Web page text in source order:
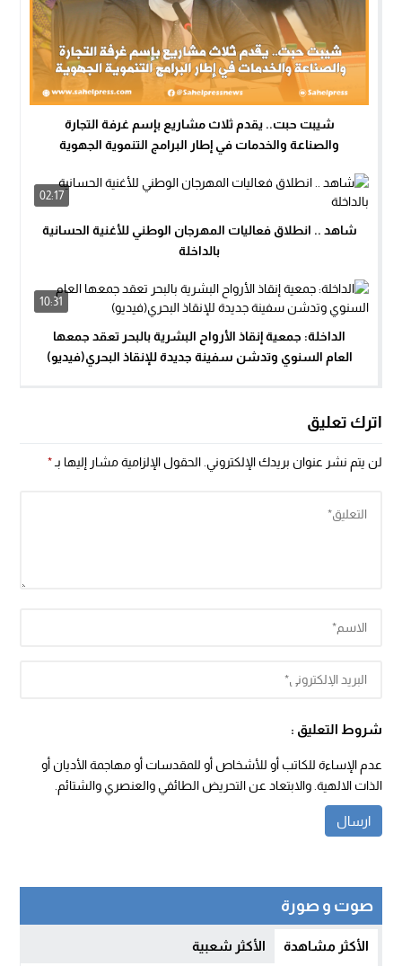
شيبت حبت.. يقدم ثلاث مشاريع بإسم غرفة التجارة
والصناعة والخدمات في إطار البرامج التنموية الجهوية
02:17
شاهد .. انطلاق فعاليات المهرجان الوطني للأغنية الحسانية
بالداخلة
10:31
الداخلة: جمعية إنقاذ الأرواح البشرية بالبحر تعقد جمعها
العام السنوي وتدشن سفينة جديدة للإنقاذ البحري(فيديو)
اترك تعليق
لن يتم نشر عنوان بريدك الإلكتروني. الحقول الإلزامية مشار إليها بـ*
شروط التعليق :
عدم الإساءة للكاتب أو للأشخاص أو للمقدسات أو مهاجمة الأديان أو
الذات الالهية. والابتعاد عن التحريض الطائفي والعنصري والشتائم.
صوت و صورة
الأكثر مشاهدة الأكثر شعبية